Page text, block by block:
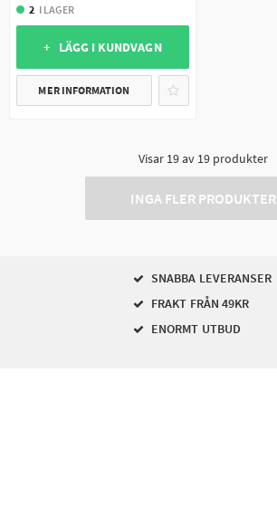
2 I LAGER
+ LÄGG I KUNDVAGN
MER INFORMATION
Visar 19av 19produkter
INGA FLER PRODUKTER
SNABBA LEVERANSER
FRAKT FRÅN 49KR
ENORMT UTBUD